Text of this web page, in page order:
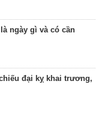
là ngày tốt hay
là ngày tốt hay
ngày gì và có cần
đại kỵ khai trương,